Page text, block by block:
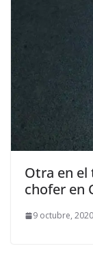
Otra en
chofer en
9 octubre, 2020